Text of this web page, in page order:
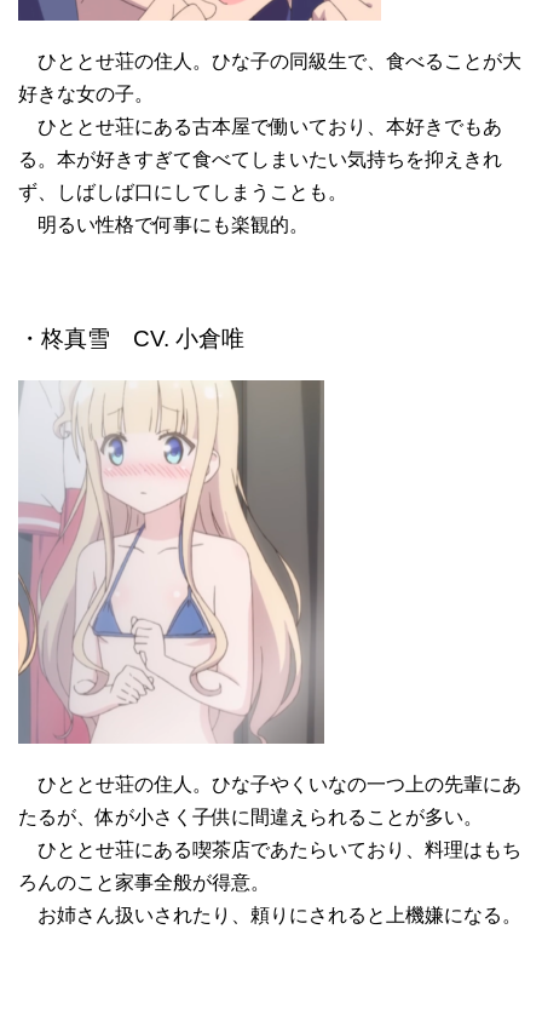
ひととせ荘の住人。ひな子の同級生で、食べることが大
好きな女の子。
ひととせ荘にある古本屋で働いており、本好きでもあ
る。本が好きすぎて食べてしまいたい気持ちを抑えきれ
ず、しばしば口にしてしまうことも。
明るい性格で何事にも楽観的。
・柊真雪 CV. 小倉唯
ひととせ荘の住人。ひな子やくいなの一つ上の先輩にあ
たるが、体が小さく子供に間違えられることが多い。
ひととせ荘にある喫茶店であたらいており、料理はもち
ろんのこと家事全般が得意。
お姉さん扱いされたり、頼りにされると上機嫌になる。